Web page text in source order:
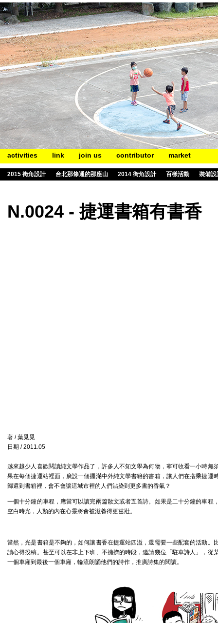
activities link join us contributor market
2015 街角設計 台北那條通的那座山 2014 街角設計 百樣活動 裝備設
N.0024 - 捷運書箱有書香
著 / 葉覓覓
日期 / 2011.05
越來越少人喜歡閱讀純文學作品了，許多人不知文學為何物，寧可收看一小時
果在每個捷運站裡面，廣設一個擺滿中外純文學書籍的書箱，讓人們在搭乘捷運
歸還到書箱裡，會不會讓這城市裡的人們沾染到更多書的香氣？
一個十分鐘的車程，應當可以讀完兩篇散文或者五首詩。如果是二十分鐘的車程
空白時光，人類的內在心靈將會被滋養得更茁壯。
當然，光是書箱是不夠的，如何讓書香在捷運站四溢，還需要一些配套的活動。
讀心得投稿。甚至可以在非上下班、不擁擠的時段，邀請幾位「駐車詩人」，從
一個車廂到最後一個車廂，輪流朗誦他們的詩作，推廣詩集的閱讀。